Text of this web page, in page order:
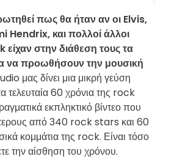
πως θα ήταν αν οι Elvis,
Hendrix, και πολλοί άλλοι
είχαν στην διάθεση τους τα
να προωθήσουν την μουσική
μας δίνει μια μικρή γεύση
τελευταία 60 χρόνια της rock
εκπληκτικό βίντεο που
από 340 rock stars και 60
κομμάτια της rock. Είναι τόσο
την αίσθηση του χρόνου.